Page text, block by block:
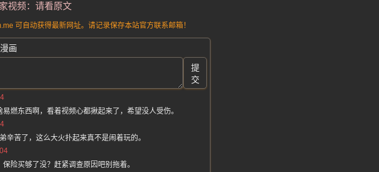
视频：请看原文
可自动获得最新网址。请记录保存本站官方联系邮箱！
画
提
交
燃东西啊，看着视频心都揪起来了，希望没人受伤。
苦了，这么大火扑起来真不是闹着玩的。
险买够了没？赶紧调查原因吧别拖着。